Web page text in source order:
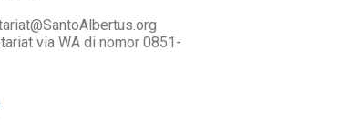
via WA di nomor 0851-